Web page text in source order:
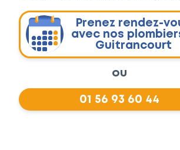
Prenez rendez-
avec nos
Guitrancourt
ou
01 56 93 60 44